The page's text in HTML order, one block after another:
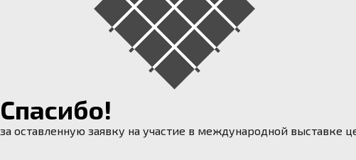
Спасибо!
за оставленную заявку на участие в международной выставке